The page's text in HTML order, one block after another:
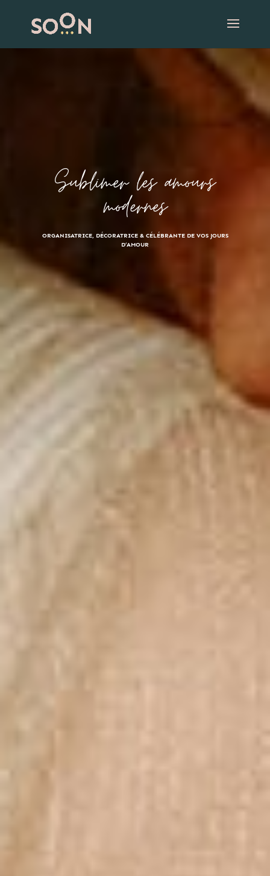
Sublimer les amours
modernes
ORGANISATRICE, DÉCORATRICE & CÉLÉBRANTE DE VOS JOURS
D’AMOUR